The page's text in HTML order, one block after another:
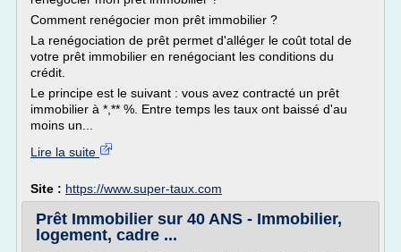
Comment renégocier mon prêt immobilier ?
La renégociation de prêt permet d'alléger le coût total de
votre prêt immobilier en renégociant les conditions du
crédit.
Le principe est le suivant : vous avez contracté un prêt
immobilier à *,** %. Entre temps les taux ont baissé d'au
moins un...
Lire la suite
Site : https://www.super-taux.com
Prêt Immobilier sur 40 ANS - Immobilier,
logement, cadre ...